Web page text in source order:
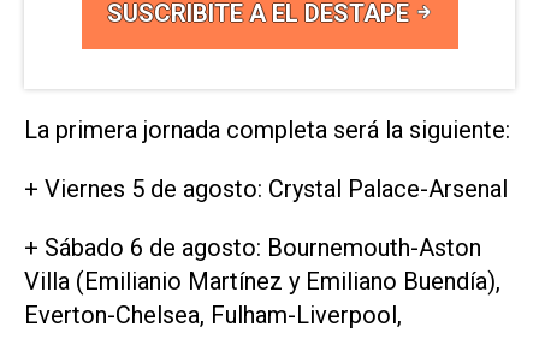
SUSCRIBITE A EL DESTAPE
La primera jornada completa será la siguiente:
+ Viernes 5 de agosto: Crystal Palace-Arsenal
+ Sábado 6 de agosto: Bournemouth-Aston
Villa (Emilianio Martínez y Emiliano Buendía),
Everton-Chelsea, Fulham-Liverpool,